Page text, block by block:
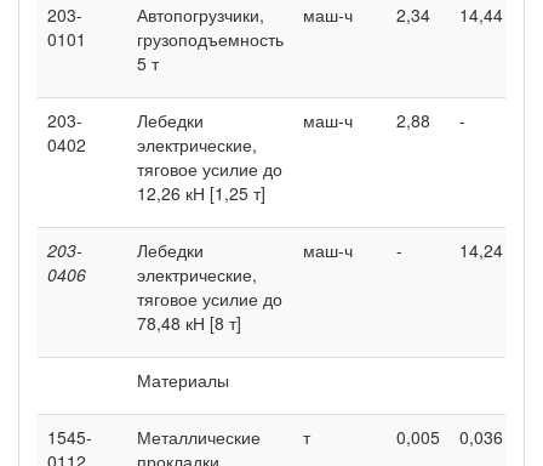
203-
0101
Автопогрузчики,
грузоподъемность
5 т
маш-ч 2,34 14,44
203-
0402
Лебедки
электрические,
тяговое усилие до
12,26 кН [1,25 т]
маш-ч 2,88 -
203-
0406
Лебедки
электрические,
тяговое усилие до
78,48 кН [8 т]
маш-ч - 14,24
Материалы
1545-
0112
Металлические
прокладки
т 0,005 0,036